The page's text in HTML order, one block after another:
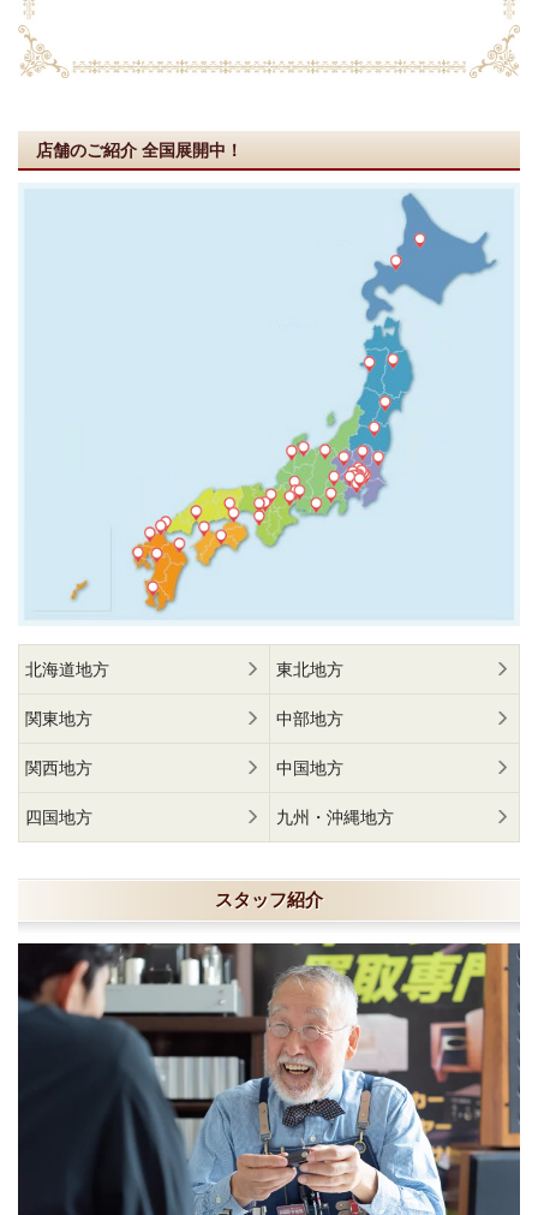
店舗のご紹介 全国展開中！
北海道地方 東北地方
関東地方 中部地方
関西地方 中国地方
四国地方 九州・沖縄地方
スタッフ紹介